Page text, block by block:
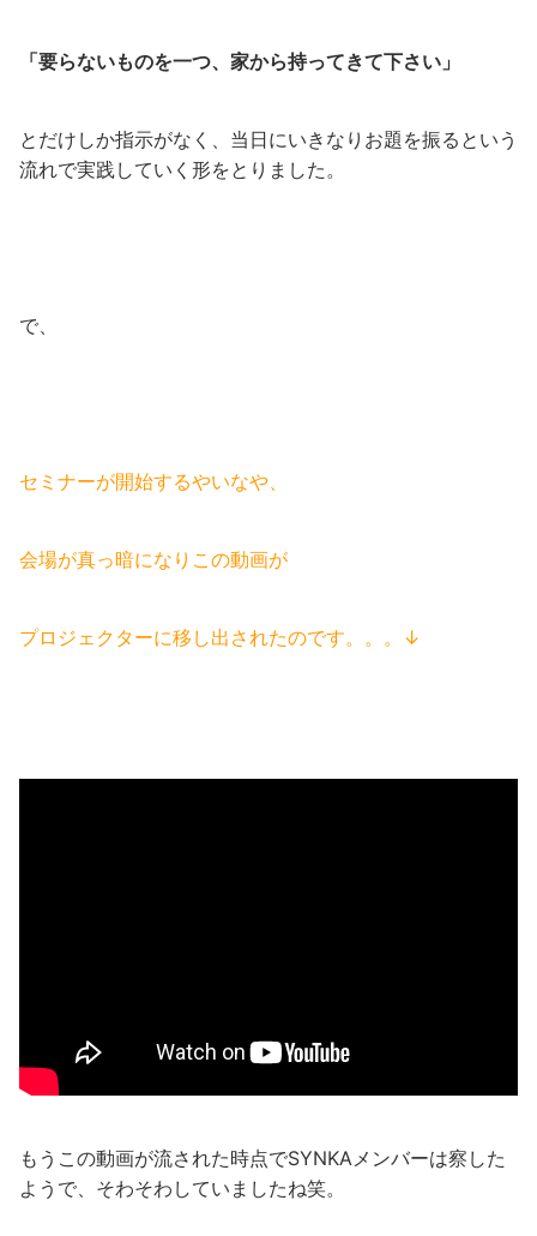
「要らないものを一つ、家から持ってきて下さい」
とだけしか指示がなく、当日にいきなりお題を振るという
流れで実践していく形をとりました。
で、
セミナーが開始するやいなや、
会場が真っ暗になりこの動画が
プロジェクターに移し出されたのです。。。↓
もうこの動画が流された時点でSYNKAメンバーは察した
ようで、そわそわしていましたね笑。